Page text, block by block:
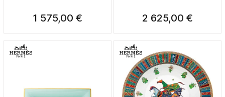
1 575,00 € 2 625,00 €